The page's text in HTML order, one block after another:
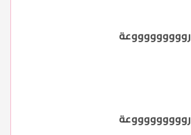
روووووووووعة
روووووووووعة